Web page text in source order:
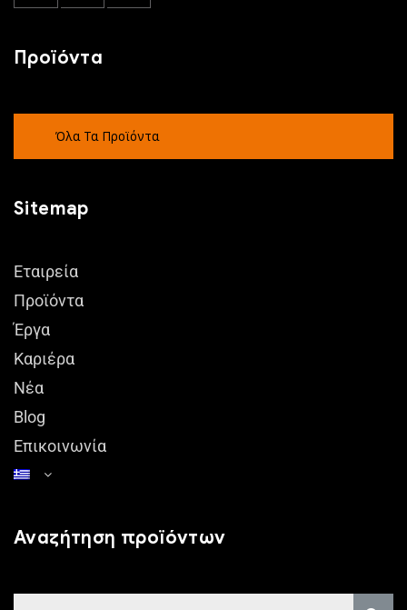
Προϊόντα
Όλα Τα Προϊόντα
Sitemap
Εταιρεία
Προϊόντα
Έργα
Καριέρα
Νέα
Blog
Επικοινωνία
Αναζήτηση προϊόντων